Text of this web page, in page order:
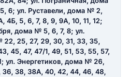
6; ул. Руставели, дома № 2,
4Б, 5, 6, 7, 8, 9, 9А, 10, 11, 12;
дома № 5, 6, 7, 8; ул.
25, 27, 29, 30, 31, 33, 35,
45, 47, 47/1, 49, 51, 53, 55, 57,
ул. Энергетиков, дома № 26,
38, 38А, 40, 42, 44, 46, 48,